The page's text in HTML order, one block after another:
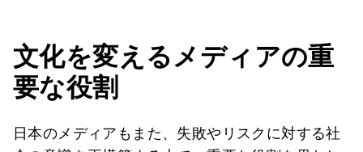
文化を変えるメディアの重
要な役割
日本のメディアもまた、失敗やリスクに対する社